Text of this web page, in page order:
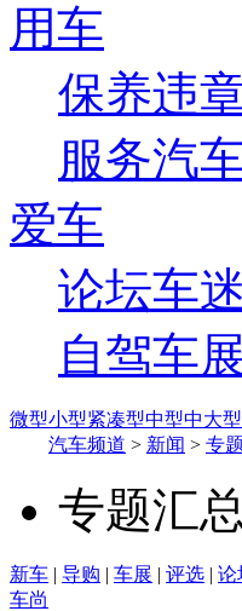
用车
保养违
服务汽
爱车
论坛车迷
自驾车展
微型小型紧凑型中型中大型
汽车频道 > 新闻 > 专题
专题汇总
新车 | 导购 | 车展 | 评选 | 论
车尚